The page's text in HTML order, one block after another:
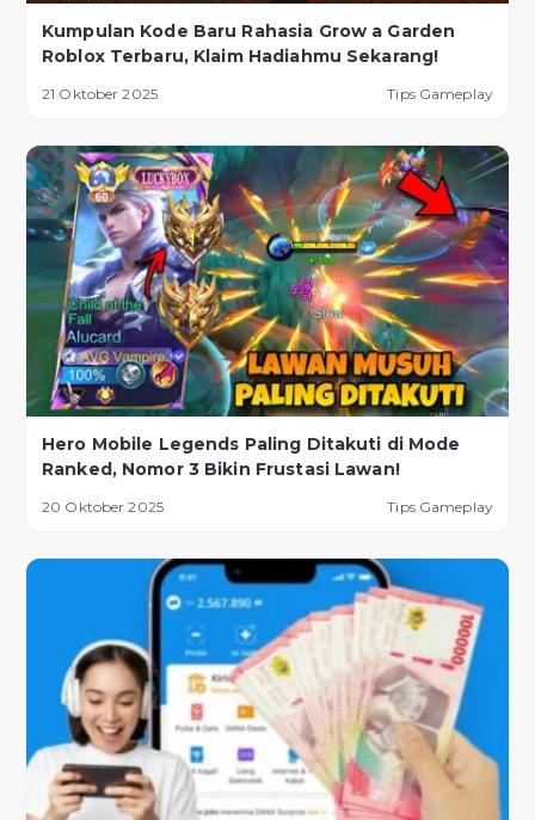
Kumpulan Kode Baru Rahasia Grow a Garden
Roblox Terbaru, Klaim Hadiahmu Sekarang!
21 Oktober 2025 Tips Gameplay
Hero Mobile Legends Paling Ditakuti di Mode
Ranked, Nomor 3 Bikin Frustasi Lawan!
20 Oktober 2025 Tips Gameplay